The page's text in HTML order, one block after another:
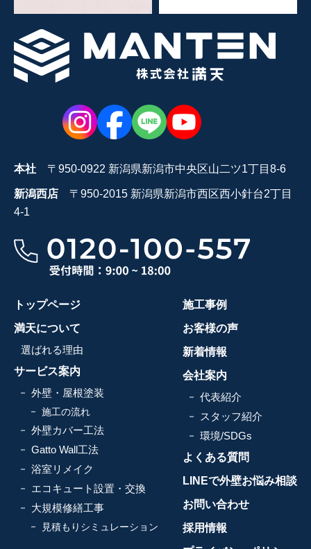
本社 〒950-0922 新潟県新潟市中央区山二ツ1丁目8-6
新潟西店 〒950-2015 新潟県新潟市西区西小針台2丁目
4-1
トップページ
満天について
選ばれる理由
サービス案内
外壁・屋根塗装
施工の流れ
外壁カバー工法
Gatto Wall工法
浴室リメイク
エコキュート設置・交換
大規模修繕工事
見積もりシミュレーション
施工事例
お客様の声
新着情報
会社案内
代表紹介
スタッフ紹介
環境/SDGs
よくある質問
LINEで外壁お悩み相談
お問い合わせ
採用情報